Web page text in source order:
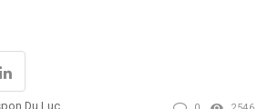
Du Luc